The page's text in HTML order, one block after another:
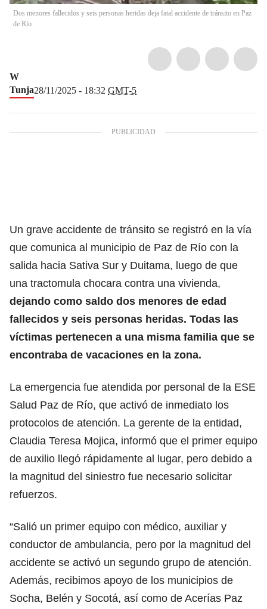
Dos menores fallecidos y seis personas heridas deja fatal accidente de tránsito en Paz
de Río
W
Tunja28/11/2025 - 18:32 GMT-5
Un grave accidente de tránsito se registró en la vía
que comunica al municipio de Paz de Río con la
salida hacia Sativa Sur y Duitama, luego de que
una tractomula chocara contra una vivienda,
dejando como saldo dos menores de edad
fallecidos y seis personas heridas. Todas las
víctimas pertenecen a una misma familia que se
encontraba de vacaciones en la zona.
La emergencia fue atendida por personal de la ESE
Salud Paz de Río, que activó de inmediato los
protocolos de atención. La gerente de la entidad,
Claudia Teresa Mojica, informó que el primer equipo
de auxilio llegó rápidamente al lugar, pero debido a
la magnitud del siniestro fue necesario solicitar
refuerzos.
“Salió un primer equipo con médico, auxiliar y
conductor de ambulancia, pero por la magnitud del
accidente se activó un segundo grupo de atención.
Además, recibimos apoyo de los municipios de
Socha, Belén y Socotá, así como de Acerías Paz